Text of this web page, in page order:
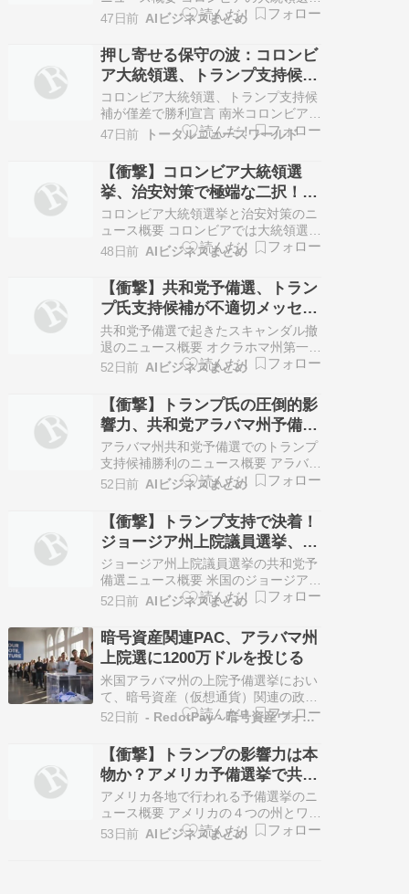
決選投票は、アメリカの支援を受けた
リャ氏が、左派のイバン・セペダ上院
議員を僅差で破り当選を果たしまし
た。 この結果を受けて、国内では右派
による強硬な治安政策への反発から暴
動や抗…
47日前 AIビジネスまとめ
押し寄せる保守の波：コロンビ
ア大統領選、トランプ支持候補
が僅差で勝利宣言 日本メディ
アは「極右」と発狂中
コロンビア大統領選、トランプ支持候
補が僅差で勝利宣言 南米コロンビアの
大統領選決選投票で、トランプ大統領
ド・デ・ラ・エスプリエラ氏が、僅差
の首位を保ったまま勝利を宣言した。
開票がほぼ完了した時点での得票率は
デ・ラ・エスプリエラ氏49.7%、対す
る左…
47日前 トータルニュースワールド
【衝撃】コロンビア大統領選
挙、治安対策で極端な二択！国
家分断の危機
コロンビア大統領選挙と治安対策のニ
ュース概要 コロンビアでは大統領選挙
の決選投票が間近に迫っており、国内
す。 出馬しているのは、現職のグスタ
ボ・ペトロ大統領の路線を継承する左
派のイバン・セペダ氏と、ドナルド・
トランプ氏やエルサルバドルのナジ
ブ・ブ…
48日前 AIビジネスまとめ
【衝撃】共和党予備選、トラン
プ氏支持候補が不適切メッセー
ジで撤退！スキャンダル全貌
共和党予備選で起きたスキャンダル撤
退のニュース概要 オクラホマ州第一選
挙区の共和党予備選で決選投票に進出
が、不適切なテキストメッセージを巡
るスキャンダルを受けて選挙戦からの
撤退を表明しました。 発端となったの
はデイリーメールによる報道で、ラマ
イヤー…
52日前 AIビジネスまとめ
【衝撃】トランプ氏の圧倒的影
響力、共和党アラバマ州予備選
でムーア氏が勝利！
アラバマ州共和党予備選でのトランプ
支持候補勝利のニュース概要 アラバマ
州で行われた共和党の上院候補を決め
バリー・ムーア氏が元海軍特殊部隊員
のジャレッド・ハドソン氏を破り、勝
利しました。 先月の予備選挙では過半
数を獲得する候補者がいなかったた
め、決…
52日前 AIビジネスまとめ
【衝撃】トランプ支持で決着！
ジョージア州上院議員選挙、共
和党が掴んだ命運
ジョージア州上院議員選挙の共和党予
備選ニュース概要 米国のジョージア州
で行われた上院議員選挙の共和党予備
ンズ下院議員がデレク・ドゥーリー氏
を破り、本選への切符を手にしまし
た。 この選挙は、１１月の本選で現職
の民主党ジョン・オソフ上院議員に挑
む共和…
52日前 AIビジネスまとめ
暗号資産関連PAC、アラバマ州
上院選に1200万ドルを投じる
米国アラバマ州の上院予備選挙におい
て、暗号資産（仮想通貨）関連の政治
活動委員会（PAC）が多額の資金を投
じました。具体的には、「Defend
American Jobs」という団体が、共和
党のバリー・ムーア候補を支援するた
め、合計1210万ドル（約18億8000万
円、1ドル155…
52日前 - RedotPay - 暗号資産ウォレットアプリ
【衝撃】トランプの影響力は本
物か？アメリカ予備選挙で共和
党の支配権を巡る激戦が勃発
アメリカ各地で行われる予備選挙のニ
ュース概要 アメリカの４つの州とワシ
ントン特別区で火曜日に予備選挙およ
53日前 AIビジネスまとめ